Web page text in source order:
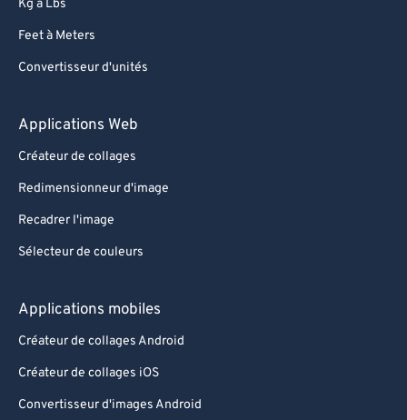
Kg à Lbs
Feet à Meters
Convertisseur d'unités
Applications Web
Créateur de collages
Redimensionneur d'image
Recadrer l'image
Sélecteur de couleurs
Applications mobiles
Créateur de collages Android
Créateur de collages iOS
Convertisseur d'images Android